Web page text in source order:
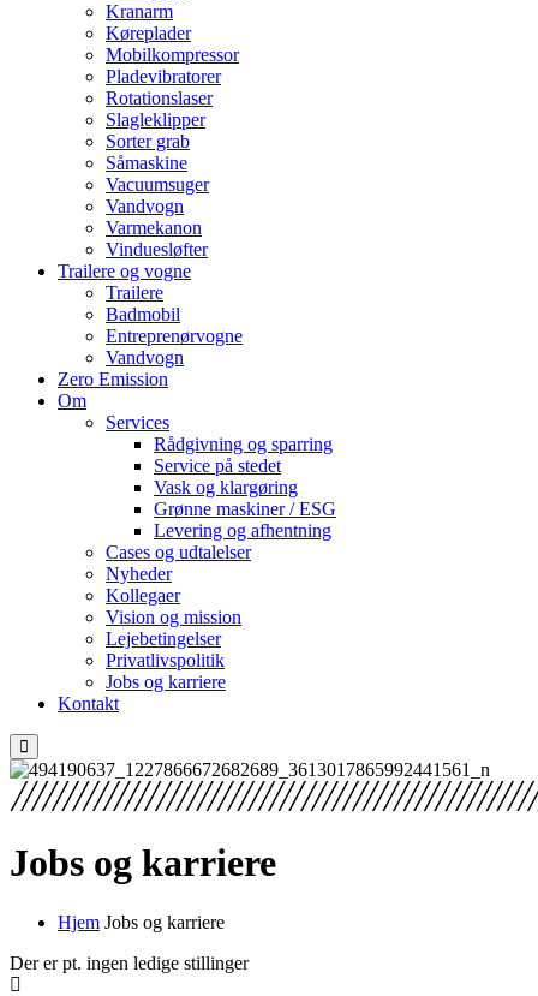
Kranarm
Køreplader
Mobilkompressor
Pladevibratorer
Rotationslaser
Slagleklipper
Sorter grab
Såmaskine
Vacuumsuger
Vandvogn
Varmekanon
Vinduesløfter
Trailere og vogne
Trailere
Badmobil
Entreprenørvogne
Vandvogn
Zero Emission
Om
Services
Rådgivning og sparring
Service på stedet
Vask og klargøring
Grønne maskiner / ESG
Levering og afhentning
Cases og udtalelser
Nyheder
Kollegaer
Vision og mission
Lejebetingelser
Privatlivspolitik
Jobs og karriere
Kontakt
Jobs og karriere
Hjem Jobs og karriere
Der er pt. ingen ledige stillinger